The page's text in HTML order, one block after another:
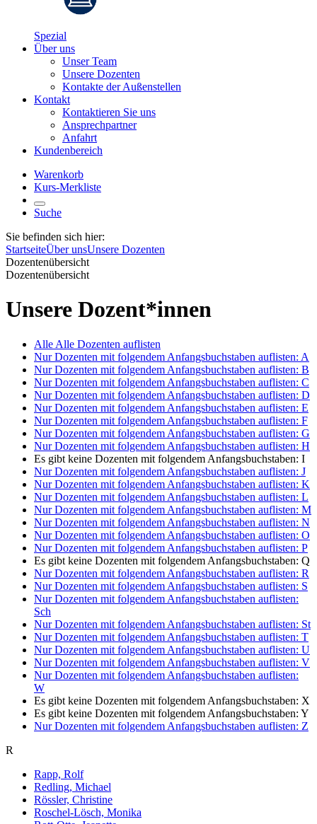
Spezial
Über uns
Unser Team
Unsere Dozenten
Kontakte der Außenstellen
Kontakt
Kontaktieren Sie uns
Ansprechpartner
Anfahrt
Kundenbereich
Warenkorb
Kurs-Merkliste
Suche
Sie befinden sich hier:
StartseiteÜber unsUnsere Dozenten
Dozentenübersicht
Dozentenübersicht
Unsere Dozent*innen
Alle Alle Dozenten auflisten
Nur Dozenten mit folgendem Anfangsbuchstaben auflisten: A
Nur Dozenten mit folgendem Anfangsbuchstaben auflisten: B
Nur Dozenten mit folgendem Anfangsbuchstaben auflisten: C
Nur Dozenten mit folgendem Anfangsbuchstaben auflisten: D
Nur Dozenten mit folgendem Anfangsbuchstaben auflisten: E
Nur Dozenten mit folgendem Anfangsbuchstaben auflisten: F
Nur Dozenten mit folgendem Anfangsbuchstaben auflisten: G
Nur Dozenten mit folgendem Anfangsbuchstaben auflisten: H
Es gibt keine Dozenten mit folgendem Anfangsbuchstaben: I
Nur Dozenten mit folgendem Anfangsbuchstaben auflisten: J
Nur Dozenten mit folgendem Anfangsbuchstaben auflisten: K
Nur Dozenten mit folgendem Anfangsbuchstaben auflisten: L
Nur Dozenten mit folgendem Anfangsbuchstaben auflisten: M
Nur Dozenten mit folgendem Anfangsbuchstaben auflisten: N
Nur Dozenten mit folgendem Anfangsbuchstaben auflisten: O
Nur Dozenten mit folgendem Anfangsbuchstaben auflisten: P
Es gibt keine Dozenten mit folgendem Anfangsbuchstaben: Q
Nur Dozenten mit folgendem Anfangsbuchstaben auflisten: R
Nur Dozenten mit folgendem Anfangsbuchstaben auflisten: S
Nur Dozenten mit folgendem Anfangsbuchstaben auflisten:
Sch
Nur Dozenten mit folgendem Anfangsbuchstaben auflisten: St
Nur Dozenten mit folgendem Anfangsbuchstaben auflisten: T
Nur Dozenten mit folgendem Anfangsbuchstaben auflisten: U
Nur Dozenten mit folgendem Anfangsbuchstaben auflisten: V
Nur Dozenten mit folgendem Anfangsbuchstaben auflisten:
W
Es gibt keine Dozenten mit folgendem Anfangsbuchstaben: X
Es gibt keine Dozenten mit folgendem Anfangsbuchstaben: Y
Nur Dozenten mit folgendem Anfangsbuchstaben auflisten: Z
R
Rapp, Rolf
Redling, Michael
Rössler, Christine
Roschel-Lösch, Monika